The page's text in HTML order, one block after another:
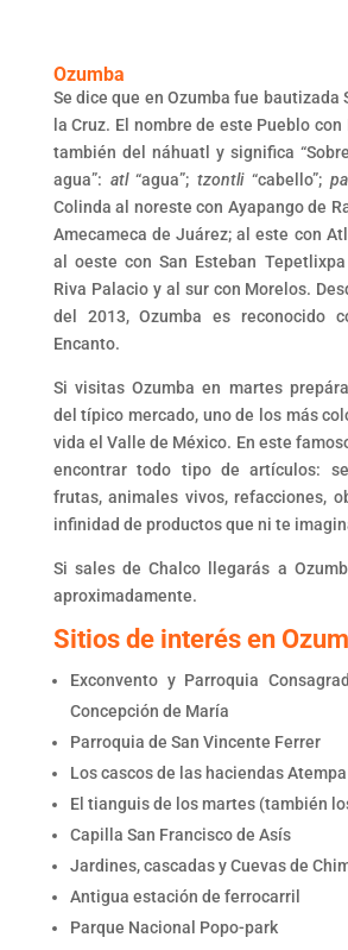
Ozumba
Se dice que en Ozumba fue bautizada
la Cruz. El nombre de este Pueblo
también del náhuatl y significa
agua”: atl“agua”;tzontli“cabello”;
Colinda al noreste con Ayapango de
Amecameca de Juárez; al este con
al oeste con San Esteban
Riva Palacio y al sur con Morelos.
del 2013, Ozumba es reconocido
Encanto.
Si visitas Ozumba en martes
del típico mercado, uno de los más
vida el Valle de México. En este
encontrar todo tipo de artículos:
frutas, animales vivos, refacciones,
infinidad de productos que ni te
Si sales de Chalco llegarás a
aproximadamente.
Sitios de interés en
Exconvento y Parroquia
Concepción de María
Parroquia de San Vincente Ferrer
Los cascos de las haciendas
El tianguis de los martes (también
Capilla San Francisco de Asís
Jardines, cascadas y Cuevas de
Antigua estación de ferrocarril
Parque Nacional Popo-park